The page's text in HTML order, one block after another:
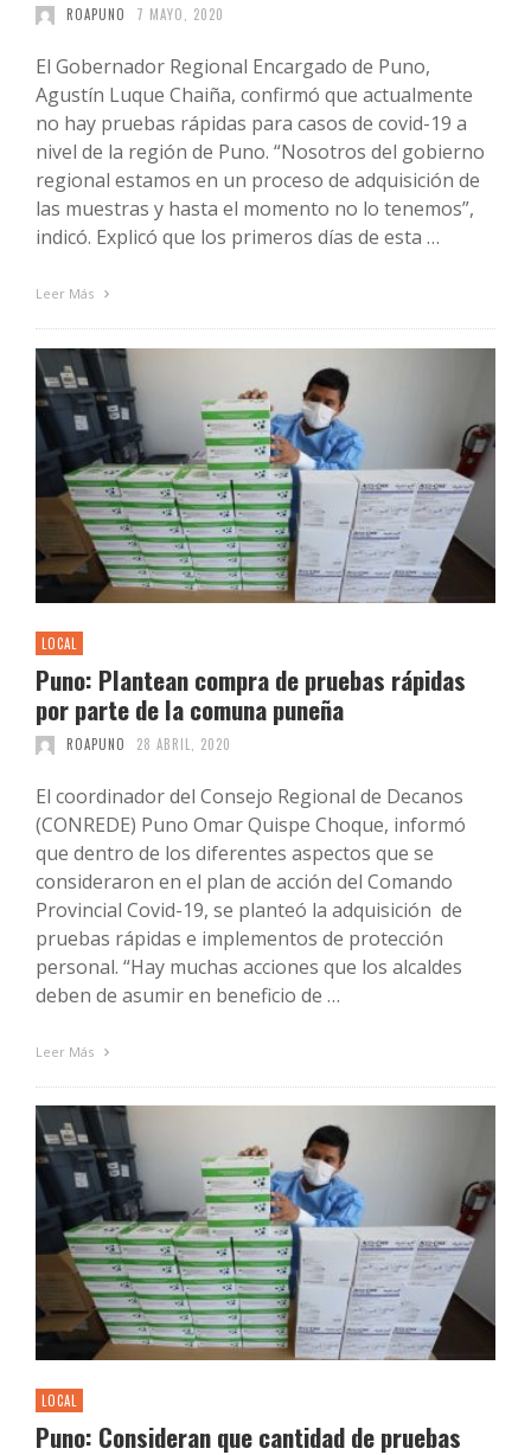
ROAPUNO 7 MAYO, 2020
El Gobernador Regional Encargado de Puno,
Agustín Luque Chaiña, confirmó que actualmente
no hay pruebas rápidas para casos de covid-19 a
nivel de la región de Puno. “Nosotros del gobierno
regional estamos en un proceso de adquisición de
las muestras y hasta el momento no lo tenemos”,
indicó. Explicó que los primeros días de esta …
Leer Más
LOCAL
Puno: Plantean compra de pruebas rápidas
por parte de la comuna puneña
ROAPUNO 28 ABRIL, 2020
El coordinador del Consejo Regional de Decanos
(CONREDE) Puno Omar Quispe Choque, informó
que dentro de los diferentes aspectos que se
consideraron en el plan de acción del Comando
Provincial Covid-19, se planteó la adquisición de
pruebas rápidas e implementos de protección
personal. “Hay muchas acciones que los alcaldes
deben de asumir en beneficio de …
Leer Más
LOCAL
Puno: Consideran que cantidad de pruebas